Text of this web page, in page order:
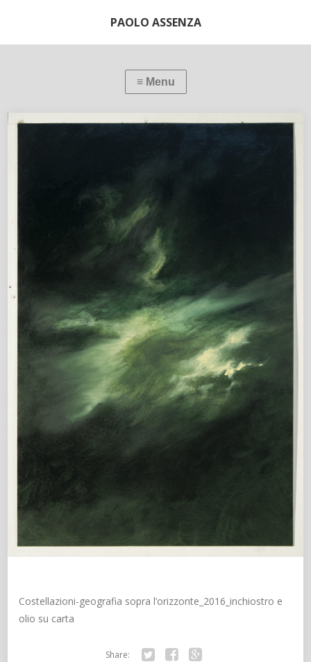
PAOLO ASSENZA
Costellazioni-geografia sopra l’orizzonte_2016_inchiostro e
olio su carta
Share: